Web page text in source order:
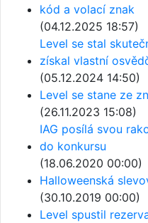
kód a volací znak
(04.12.2025 18:57)
Level se stal
získal vlastní
(05.12.2024 14:50)
Level se stane ze
(26.11.2023 15:08)
IAG posílá svou
do konkursu
(18.06.2020 00:00)
Halloweenská
(30.10.2019 00:00)
Level spustil